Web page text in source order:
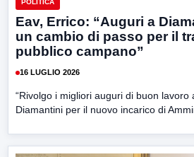
POLITICA
Eav, Errico: “Auguri a
un cambio di passo per il
pubblico campano”
16 LUGLIO 2026
“Rivolgo i migliori auguri di buon lavoro
Diamantini per il nuovo incarico di